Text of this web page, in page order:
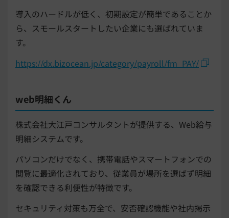
導入のハードルが低く、初期設定が簡単であることか
ら、スモールスタートしたい企業にも選ばれていま
す。
https://dx.bizocean.jp/category/payroll/fm_PAY/
web明細くん
株式会社大江戸コンサルタントが提供する、Web給与
明細システムです。
パソコンだけでなく、携帯電話やスマートフォンでの
閲覧に最適化されており、従業員が場所を選ばず明細
を確認できる利便性が特徴です。
セキュリティ対策も万全で、安否確認機能や社内掲示